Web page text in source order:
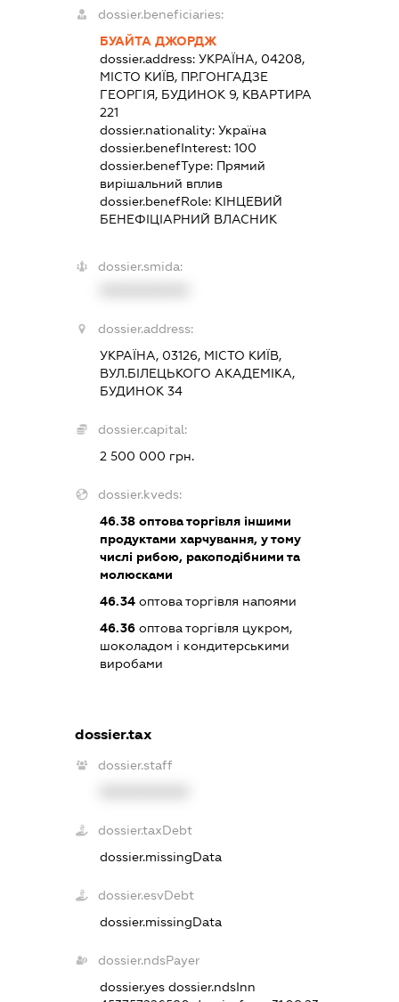
dossier.beneficiaries:
БУАЙТА ДЖОРДЖ
dossier.address: УКРАЇНА, 04208,
МІСТО КИЇВ, ПР.ГОНГАДЗЕ
ГЕОРГІЯ, БУДИНОК 9, КВАРТИРА
221
dossier.nationality: Україна
dossier.benefInterest: 100
dossier.benefType: Прямий
вирішальний вплив
dossier.benefRole: КІНЦЕВИЙ
БЕНЕФІЦІАРНИЙ ВЛАСНИК
dossier.smida:
dossier.address:
УКРАЇНА, 03126, МІСТО КИЇВ,
ВУЛ.БІЛЕЦЬКОГО АКАДЕМІКА,
БУДИНОК 34
dossier.capital:
2 500 000 грн.
dossier.kveds:
46.38оптова торгівля іншими
продуктами харчування, у тому
числі рибою, ракоподібними та
молюсками
46.34оптова торгівля напоями
46.36оптова торгівля цукром,
шоколадом і кондитерськими
виробами
dossier.tax
dossier.staff
dossier.taxDebt
dossier.missingData
dossier.esvDebt
dossier.missingData
dossier.ndsPayer
dossier.yes dossier.ndsInn